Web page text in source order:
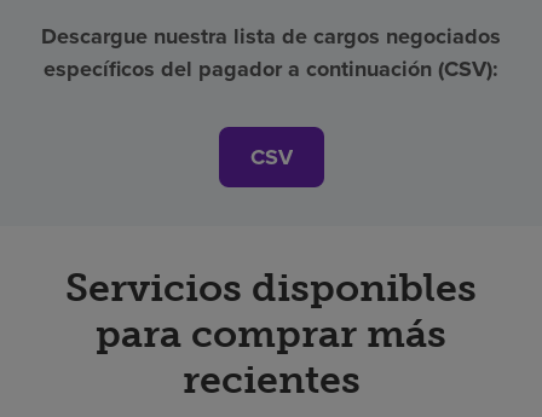
Descargue nuestra lista de cargos negociados
específicos del pagador a continuación (CSV):
CSV
Servicios disponibles
para comprar más
recientes